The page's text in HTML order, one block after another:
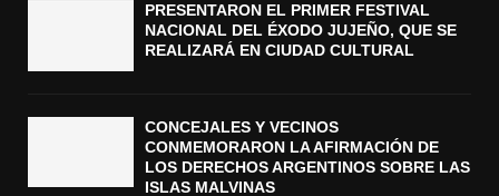
PRESENTARON EL PRIMER FESTIVAL
NACIONAL DEL ÉXODO JUJEÑO, QUE SE
REALIZARÁ EN CIUDAD CULTURAL
CONCEJALES Y VECINOS
CONMEMORARON LA AFIRMACIÓN DE
LOS DERECHOS ARGENTINOS SOBRE LAS
ISLAS MALVINAS